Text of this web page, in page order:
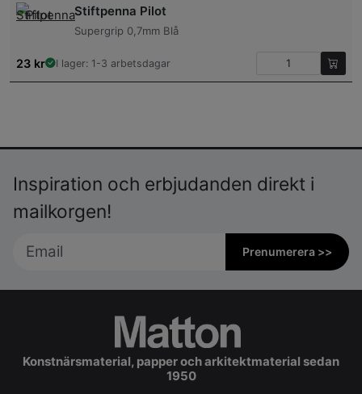
Stiftpenna Pilot
Supergrip 0,7mm Blå
23 kr I lager: 1-3 arbetsdagar
Inspiration och erbjudanden direkt i
mailkorgen!
Prenumerera >>
Konstnärsmaterial, papper och arkitektmaterial sedan
1950